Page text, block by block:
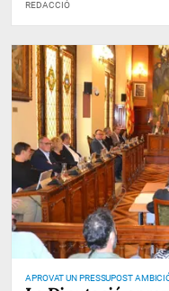
REDACCIÓ
APROVAT UN PRESSUPOST